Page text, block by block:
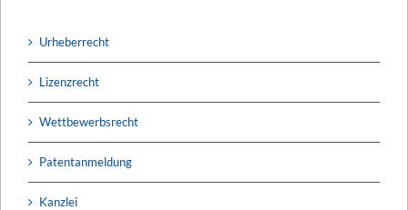
Urheberrecht
Lizenzrecht
Wettbewerbsrecht
Patentanmeldung
Kanzlei